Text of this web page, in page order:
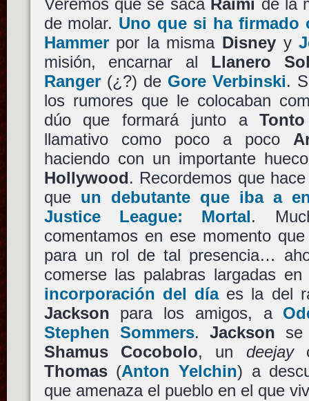
Veremos que se saca Raimi de la
de molar. Uno que si ha firmado
Hammerpor la misma Disney y
misión, encarnar al Llanero
Ranger(¿?) de Gore Verbinski.
los rumores que le colocaban
dúo que formará junto aTonto
llamativo como poco a poco
haciendo con un importante
Hollywood. Recordemos que
que un debutante que iba a
Justice League: Mortal.
comentamos en ese momento
para un rol de tal presencia…
comerse las palabras largadas
incorporación del díaes la del
Jackson para los amigos, a
Stephen Sommers. Jackson se
Shamus Cocobolo, un deejay
Thomas(Anton Yelchin) a
que amenaza el pueblo en el que